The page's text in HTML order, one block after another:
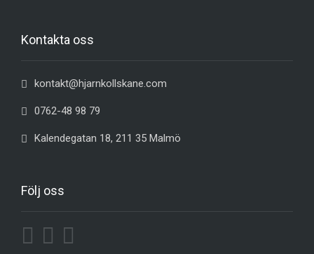
Kontakta oss
kontakt@hjarnkollskane.com
0762-48 98 79
Kalendegatan 18, 211 35 Malmö
Följ oss